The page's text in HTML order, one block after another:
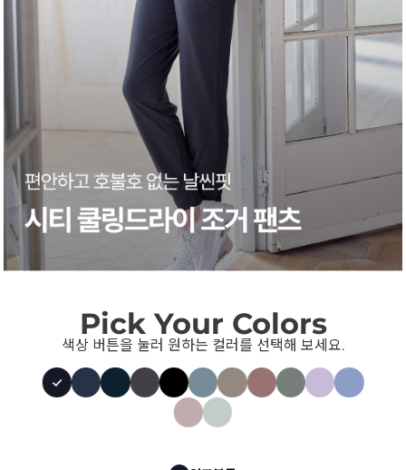
Pick Your Colors
색상 버튼을 눌러 원하는 컬러를 선택해 보세요.